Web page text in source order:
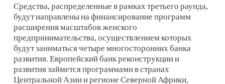
Средства, распределенные в рамках третьего раунда,
будут направлены на финансирование программ
расширения масштабов женского
предпринимательства, осуществлением которых
будут заниматься четыре многосторонних банка
развития. Европейский банк реконструкции и
развития займется программами в странах
Центральной Азии и регионе Северной Африки,